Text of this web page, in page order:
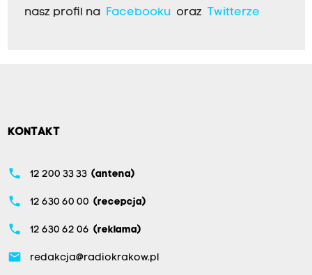
nasz profil na Facebookuoraz Twitterze
KONTAKT
phone 12 200 33 33 (antena)
phone 12 630 60 00 (recepcja)
phone 12 630 62 06 (reklama)
email redakcja@radiokrakow.pl